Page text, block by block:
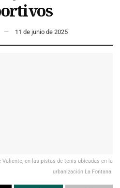
11 de junio de 2025
Valiente, en las pistas de tenis ubicadas en la
urbanización La Fontana.